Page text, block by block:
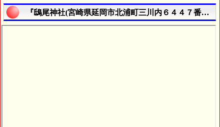
『鴟尾神社(宮崎県延岡市北浦町三川内６４４７番地)